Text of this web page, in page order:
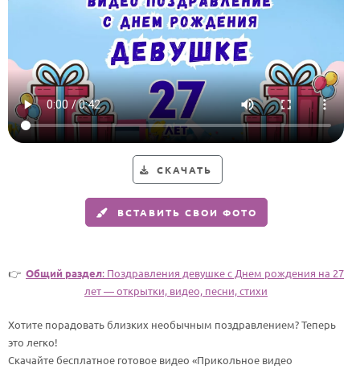
ПРАЗДНИКИ
С Днем рождения
Юбилей
Свадьба
Годовщина свадьбы
Календарь праздников
Женщине
Маме
Детям
Все родственники
СКАЧАТЬ
ВСТАВИТЬ СВОИ ФОТО
👉 Общий раздел: Поздравления девушке c Днем рождения на 27
лет — открытки, видео, песни, стихи
Хотите порадовать близких необычным поздравлением? Теперь
это легко!
Скачайте бесплатное готовое видео «Прикольное видео